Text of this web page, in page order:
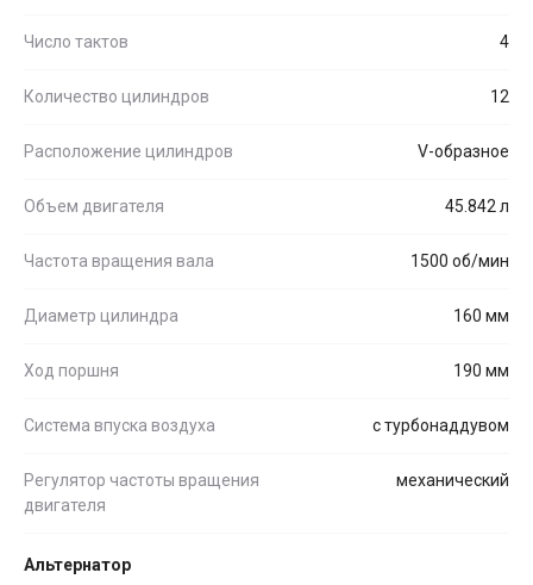
Число тактов 4
Количество цилиндров 12
Расположение цилиндров V-образное
Объем двигателя 45.842 л
Частота вращения вала 1500 об/мин
Диаметр цилиндра 160 мм
Ход поршня 190 мм
Система впуска воздуха с турбонаддувом
Регулятор частоты вращения
двигателя
механический
Альтернатор